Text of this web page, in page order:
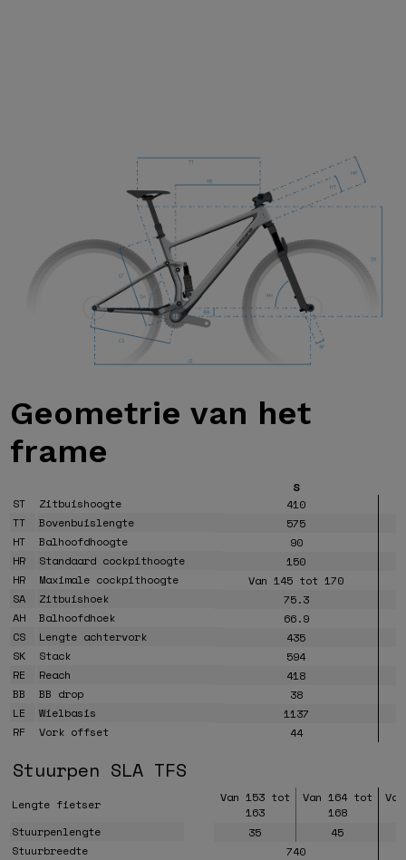
Geometrie van het
frame
S
ST
Zitbuishoogte
410
TT
Bovenbuislengte
575
HT
Balhoofdhoogte
90
HR
Standaard cockpithoogte
150
HR
Maximale cockpithoogte
Van 145 tot 170
SA
Zitbuishoek
75.3
AH
Balhoofdhoek
66.9
CS
Lengte achtervork
435
SK
Stack
594
RE
Reach
418
BB
BB drop
38
LE
Wielbasis
1137
RF
Vork offset 44
Stuurpen SLA TFS
Lengte fietser
Van 153 tot
163
Van 164 tot
168
Stuurpenlengte 35
45
Stuurbreedte
740